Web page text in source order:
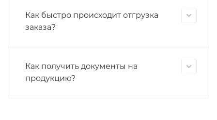
Как быстро происходит отгрузка
заказа?
Как получить документы на
продукцию?